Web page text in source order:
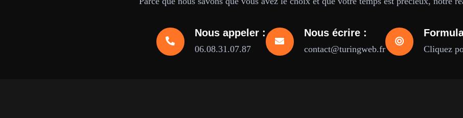
Nous appeler :
06.08.31.07.87
Nous écrire :
contact@turingweb.fr Cliquez